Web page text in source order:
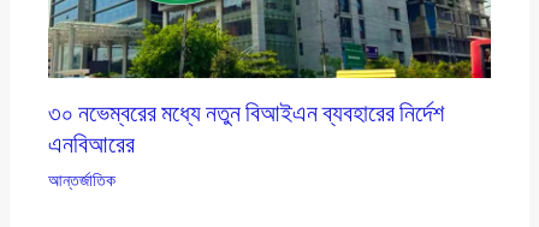
৩০ নভেম্বরের মধ্যে নতুন বিআইএন ব্যবহারের নির্দেশ
এনবিআরের
আন্তর্জাতিক